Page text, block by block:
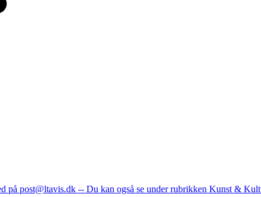
på post@ltavis.dk -- Du kan også se under rubrikken Kunst &